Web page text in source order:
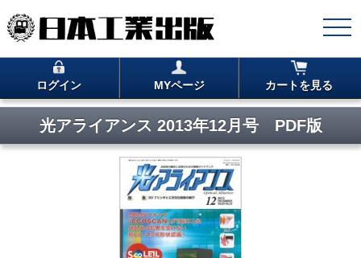
ログイン MYページ カートを見る
光アライアンス 2013年12月号 PDF版